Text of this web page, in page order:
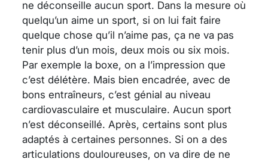
ne déconseille aucun sport. Dans la mesure où
quelqu’un aime un sport, si on lui fait faire
quelque chose qu’il n’aime pas, ça ne va pas
tenir plus d’un mois, deux mois ou six mois.
Par exemple la boxe, on a l’impression que
c’est délétère. Mais bien encadrée, avec de
bons entraîneurs, c’est génial au niveau
cardiovasculaire et musculaire. Aucun sport
n’est déconseillé. Après, certains sont plus
adaptés à certaines personnes. Si on a des
articulations douloureuses, on va dire de ne